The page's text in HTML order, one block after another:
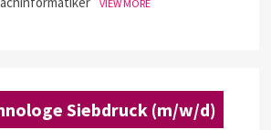
VIEW MORE
Siebdruck (m/w/d)